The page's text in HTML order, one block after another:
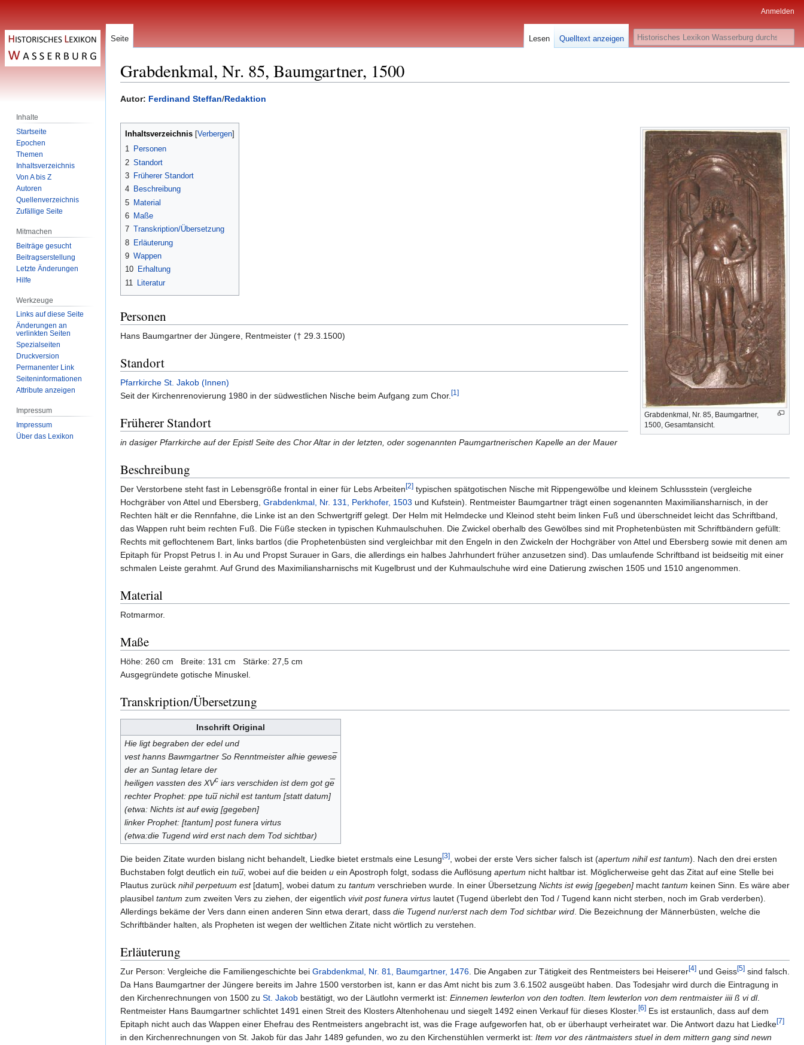
Grabdenkmal, Nr. 85, Baumgartner, 1500
Zur
springen
Zur
springen
Autor: Ferdinand Steffan/Redaktion
Grabdenkmal, Nr. 85, Baumgartner,
1500, Gesamtansicht.
Inhaltsverzeichnis
1 Personen
2 Standort
3 Früherer Standort
4 Beschreibung
5 Material
6 Maße
7 Transkription/Übersetzung
8 Erläuterung
9 Wappen
10 Erhaltung
11
Literatur
Personen
Hans Baumgartner der Jüngere, Rentmeister († 29.3.1500)
Standort
Pfarrkirche St. Jakob (Innen)
Seit der Kirchenrenovierung 1980 in der südwestlichen Nische beim Aufgang zum Chor.[1]
Früherer Standort
in dasiger Pfarrkirche auf der Epistl Seite des Chor Altar in der letzten, oder sogenannten Paumgartnerischen Kapelle an der Mauer
Beschreibung
Der Verstorbene steht fast in Lebensgröße frontal in einer für Lebs Arbeiten[2] typischen spätgotischen Nische mit Rippengewölbe und kleinem Schlussstein (vergleiche
Hochgräber von Attel und Ebersberg, Grabdenkmal, Nr. 131, Perkhofer, 1503 und Kufstein). Rentmeister Baumgartner trägt einen sogenannten Maximiliansharnisch, in der
Rechten hält er die Rennfahne, die Linke ist an den Schwertgriff gelegt. Der Helm mit Helmdecke und Kleinod steht beim linken Fuß und überschneidet leicht das Schriftband,
das Wappen ruht beim rechten Fuß. Die Füße stecken in typischen Kuhmaulschuhen. Die Zwickel oberhalb des Gewölbes sind mit Prophetenbüsten mit Schriftbändern gefüllt:
Rechts mit geflochtenem Bart, links bartlos (die Prophetenbüsten sind vergleichbar mit den Engeln in den Zwickeln der Hochgräber von Attel und Ebersberg sowie mit denen am
Epitaph für Propst Petrus I. in Au und Propst Surauer in Gars, die allerdings ein halbes Jahrhundert früher anzusetzen sind). Das umlaufende Schriftband ist beidseitig mit einer
schmalen Leiste gerahmt. Auf Grund des Maximiliansharnischs mit Kugelbrust und der Kuhmaulschuhe wird eine Datierung zwischen 1505 und 1510 angenommen.
Material
Rotmarmor.
Maße
Höhe: 260 cm Breite: 131 cm Stärke: 27,5 cm
Ausgegründete gotische Minuskel.
Transkription/Übersetzung
Inschrift Original
Hie ligt begraben der edel und
vest hanns Bawmgartner So Renntmeister alhie gewese̅
der an Suntag letare der
heiligen vassten des XVciars verschiden ist dem got ge̅
rechter Prophet: ppe tuu̅ nichil est tantum [statt datum]
(etwa: Nichts ist auf ewig [gegeben]
linker Prophet: [tantum] post funera virtus
(etwa:die Tugend wird erst nach dem Tod sichtbar)
Die beiden Zitate wurden bislang nicht behandelt, Liedke bietet erstmals eine Lesung[3], wobei der erste Vers sicher falsch ist (apertum nihil est tantum). Nach den drei ersten
Buchstaben folgt deutlich ein tuu̅, wobei auf die beiden u ein Apostroph folgt, sodass die Auflösung apertum nicht haltbar ist. Möglicherweise geht das Zitat auf eine Stelle bei
Plautus zurück nihil perpetuum est[datum], wobei datum zu tantum verschrieben wurde. In einer Übersetzung Nichts ist ewig [gegeben] macht tantum keinen Sinn. Es wäre aber
plausibel tantum zum zweiten Vers zu ziehen, der eigentlich vivit post funera virtus lautet (Tugend überlebt den Tod / Tugend kann nicht sterben, noch im Grab verderben).
Allerdings bekäme der Vers dann einen anderen Sinn etwa derart, dass die Tugend nur/erst nach dem Tod sichtbar wird. Die Bezeichnung der Männerbüsten, welche die
Schriftbänder halten, als Propheten ist wegen der weltlichen Zitate nicht wörtlich zu verstehen.
Erläuterung
Zur Person: Vergleiche die Familiengeschichte bei Grabdenkmal, Nr. 81, Baumgartner, 1476. Die Angaben zur Tätigkeit des Rentmeisters bei Heiserer[4] und Geiss[5] sind falsch.
Da Hans Baumgartner der Jüngere bereits im Jahre 1500 verstorben ist, kann er das Amt nicht bis zum 3.6.1502 ausgeübt haben. Das Todesjahr wird durch die Eintragung in
den Kirchenrechnungen von 1500 zu St. Jakob bestätigt, wo der Läutlohn vermerkt ist: Einnemen lewterlon von den todten. Item lewterlon von dem rentmaister iiii ß vi dl.
Rentmeister Hans Baumgartner schlichtet 1491 einen Streit des Klosters Altenhohenau und siegelt 1492 einen Verkauf für dieses Kloster.[6] Es ist erstaunlich, dass auf dem
Epitaph nicht auch das Wappen einer Ehefrau des Rentmeisters angebracht ist, was die Frage aufgeworfen hat, ob er überhaupt verheiratet war. Die Antwort dazu hat Liedke[7]
in den Kirchenrechnungen von St. Jakob für das Jahr 1489 gefunden, wo zu den Kirchenstühlen vermerkt ist: Item vor des räntmaisters stuel in dem mittern gang sind newn
Anmelden
Seite Lesen Quelltext anzeigen Suche
Inhalte
Startseite
Epochen
Themen
Inhaltsverzeichnis
Von A bis Z
Autoren
Quellenverzeichnis
Zufällige Seite
Mitmachen
Beiträge gesucht
Beitragserstellung
Letzte Änderungen
Hilfe
Werkzeuge
Links auf diese Seite
Änderungen an
verlinkten Seiten
Spezialseiten
Druckversion
Permanenter Link
Seiten­­informationen
Attribute anzeigen
Impressum
Impressum
Über das Lexikon